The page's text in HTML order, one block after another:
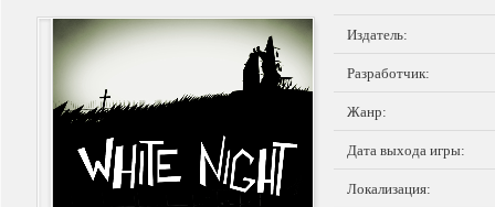
Издатель:
Разработчик:
Жанр:
Дата выхода игры:
Локализация: